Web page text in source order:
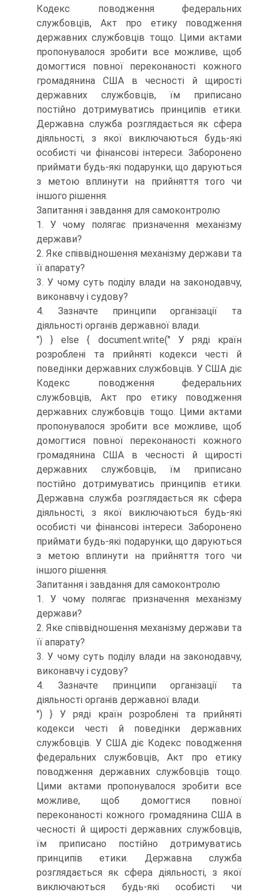
Кодекс поводження федеральних
службовців, Акт про етику поводження
державних службовців тощо. Цими актами
пропонувалося зробити все можливе, щоб
домогтися повної переконаності кожного
громадянина США в чесності й щирості
державних службовців, їм приписано
постійно дотримуватись принципів етики.
Державна служба розглядається як сфера
діяльності, з якої виключаються будь-які
особисті чи фінансові інтереси. Заборонено
приймати будь-які подарунки, що даруються
з метою вплинути на прийняття того чи
іншого рішення.
Запитання і завдання для самоконтролю
1. У чому полягає призначення механізму
держави?
2. Яке співвідношення механізму держави та
її апарату?
3. У чому суть поділу влади на законодавчу,
виконавчу і судову?
4. Зазначте принципи організації та
діяльності органів державної влади.
") } else { document.write(" У ряді країн
розроблені та прийняті кодекси честі й
поведінки державних службовців. У США діє
Кодекс поводження федеральних
службовців, Акт про етику поводження
державних службовців тощо. Цими актами
пропонувалося зробити все можливе, щоб
домогтися повної переконаності кожного
громадянина США в чесності й щирості
державних службовців, їм приписано
постійно дотримуватись принципів етики.
Державна служба розглядається як сфера
діяльності, з якої виключаються будь-які
особисті чи фінансові інтереси. Заборонено
приймати будь-які подарунки, що даруються
з метою вплинути на прийняття того чи
іншого рішення.
Запитання і завдання для самоконтролю
1. У чому полягає призначення механізму
держави?
2. Яке співвідношення механізму держави та
її апарату?
3. У чому суть поділу влади на законодавчу,
виконавчу і судову?
4. Зазначте принципи організації та
діяльності органів державної влади.
") } У ряді країн розроблені та прийняті
кодекси честі й поведінки державних
службовців. У США діє Кодекс поводження
федеральних службовців, Акт про етику
поводження державних службовців тощо.
Цими актами пропонувалося зробити все
можливе, щоб домогтися повної
переконаності кожного громадянина США в
чесності й щирості державних службовців,
їм приписано постійно дотримуватись
принципів етики. Державна служба
розглядається як сфера діяльності, з якої
виключаються будь-які особисті чи